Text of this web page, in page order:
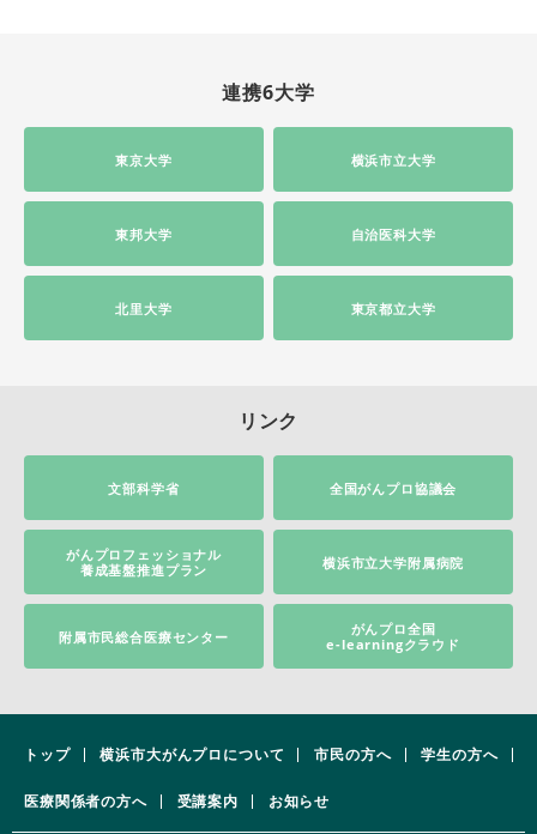
連携6大学
東京大学 横浜市立大学
東邦大学 自治医科大学
北里大学 東京都立大学
リンク
文部科学省 全国がんプロ協議会
がんプロフェッショナル
養成基盤推進プラン
横浜市立大学附属病院
附属市民総合医療センター
がんプロ全国
e-learningクラウド
トップ 横浜市大がんプロについて 市民の方へ 学生の方へ
医療関係者の方へ 受講案内 お知らせ